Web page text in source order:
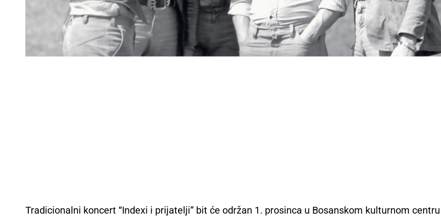
Tradicionalni koncert “Indexi i prijatelji” bit će održan 1. prosinca u Bosanskom kulturnom